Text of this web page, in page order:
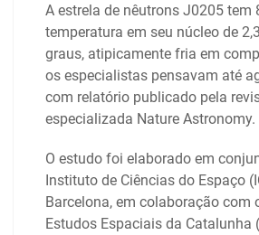
A estrela de nêutrons J0205 tem
temperatura em seu núcleo de
graus, atipicamente fria em
os especialistas pensavam até
com relatório publicado pela
especializada Nature Astronomy.
O estudo foi elaborado em
Instituto de Ciências do Espaço
Barcelona, em colaboração com
Estudos Espaciais da Catalunha